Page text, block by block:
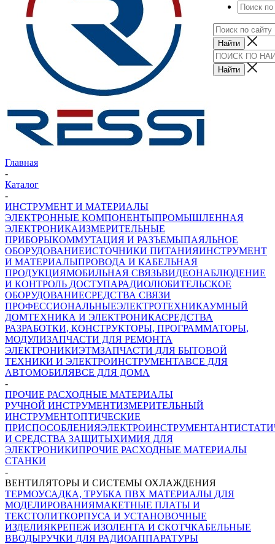
Главная
-
Каталог
-
ИНСТРУМЕНТ И МАТЕРИАЛЫ
ЭЛЕКТРОННЫЕ КОМПОНЕНТЫПРОМЫШЛЕННАЯ
ЭЛЕКТРОНИКАИЗМЕРИТЕЛЬНЫЕ
ПРИБОРЫКОММУТАЦИЯ И РАЗЪЕМЫПАЯЛЬНОЕ
ОБОРУДОВАНИЕИСТОЧНИКИ ПИТАНИЯИНСТРУМЕНТ
И МАТЕРИАЛЫПРОВОДА И КАБЕЛЬНАЯ
ПРОДУКЦИЯМОБИЛЬНАЯ СВЯЗЬВИДЕОНАБЛЮДЕНИЕ
И КОНТРОЛЬ ДОСТУПАРАДИОЛЮБИТЕЛЬСКОЕ
ОБОРУДОВАНИЕСРЕДСТВА СВЯЗИ
ПРОФЕССИОНАЛЬНЫЕЭЛЕКТРОТЕХНИКАУМНЫЙ
ДОМТЕХНИКА И ЭЛЕКТРОНИКАСРЕДСТВА
РАЗРАБОТКИ, КОНСТРУКТОРЫ, ПРОГРАММАТОРЫ,
МОДУЛИЗАПЧАСТИ ДЛЯ РЕМОНТА
ЭЛЕКТРОНИКИЭТМЗАПЧАСТИ ДЛЯ БЫТОВОЙ
ТЕХНИКИ И ЭЛЕКТРОИНСТРУМЕНТАВСЕ ДЛЯ
АВТОМОБИЛЯВСЕ ДЛЯ ДОМА
-
ПРОЧИЕ РАСХОДНЫЕ МАТЕРИАЛЫ
РУЧНОЙ ИНСТРУМЕНТИЗМЕРИТЕЛЬНЫЙ
ИНСТРУМЕНТОПТИЧЕСКИЕ
ПРИСПОСОБЛЕНИЯЭЛЕКТРОИНСТРУМЕНТ
И СРЕДСТВА ЗАЩИТЫХИМИЯ ДЛЯ
ЭЛЕКТРОНИКИПРОЧИЕ РАСХОДНЫЕ МАТЕРИАЛЫ
СТАНКИ
-
ВЕНТИЛЯТОРЫ И СИСТЕМЫ ОХЛАЖДЕНИЯ
ТЕРМОУСАДКА, ТРУБКА ПВХ МАТЕРИАЛЫ ДЛЯ
МОДЕЛИРОВАНИЯМАКЕТНЫЕ ПЛАТЫ И
ТЕКСТОЛИТКОРПУСА И УСТАНОВОЧНЫЕ
ИЗДЕЛИЯКРЕПЕЖ ИЗОЛЕНТА И СКОТЧКАБЕЛЬНЫЕ
ВВОДЫРУЧКИ ДЛЯ РАДИОАППАРАТУРЫ